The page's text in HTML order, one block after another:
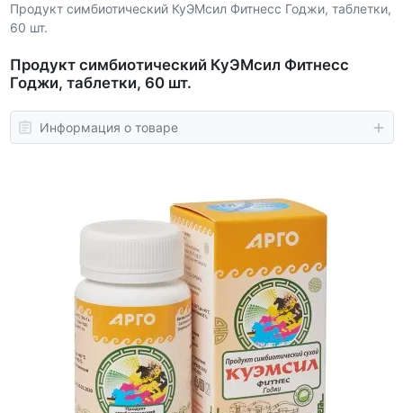
Продукт симбиотический КуЭМсил Фитнесс Годжи, таблетки,
60 шт.
Продукт симбиотический КуЭМсил Фитнесс
Годжи, таблетки, 60 шт.
Информация о товаре